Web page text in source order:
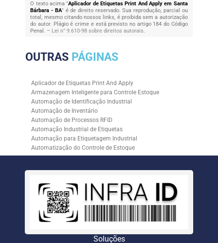
O texto acima "Aplicador de Etiquetas Print And Apply em Santa
Bárbara - BA" é de direito reservado. Sua reprodução, parcial ou
total, mesmo citando nossos links, é proibida sem a autorização
do autor. Plágio é crime e está previsto no artigo 184 do Código
Penal. – Lei n° 9.610-98 sobre direitos autorais.
OUTRAS PÁGINAS
Aplicador de Etiquetas Print And Apply
Armazenagem Inteligente para Controle Estoque
Automação de Identificação Industrial
Automação de Inventário
Automação de Processos RFID
Automação Industrial de Etiquetas
Automação para Etiquetagem Industrial
Automatização do Controle de Estoque
Controle de Estoque com RFID
Empresa de Automação para Processos Logísticos
Empresa de Rastreabilidade Industrial
Empresa de Soluções para Etiquetagem
Empresa Especializada em Inventário de Estoque
Etiqueta RFID para Controle de Estoque
Inventário de Estoque Automatizado
Soluções